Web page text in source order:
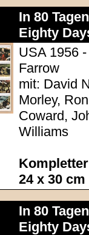
In 80
Eighty
USA 1956
Farrow
mit: David
Morley,
Coward,
Williams
24 x 30 cm
In 80
Eighty